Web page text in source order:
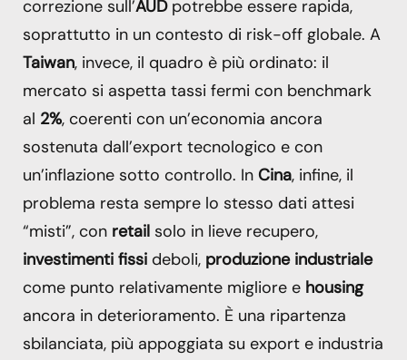
correzione sull’AUDpotrebbe essere rapida,
soprattutto in un contesto di risk-off globale. A
Taiwan, invece, il quadro è più ordinato: il
mercato si aspetta tassi fermi con benchmark
al 2%, coerenti con un’economia ancora
sostenuta dall’export tecnologico e con
un’inflazione sotto controllo. In Cina, infine, il
problema resta sempre lo stesso dati attesi
“misti”, con retail solo in lieve recupero,
investimenti fissi deboli, produzione industriale
come punto relativamente migliore e housing
ancora in deterioramento. È una ripartenza
sbilanciata, più appoggiata su export e industria